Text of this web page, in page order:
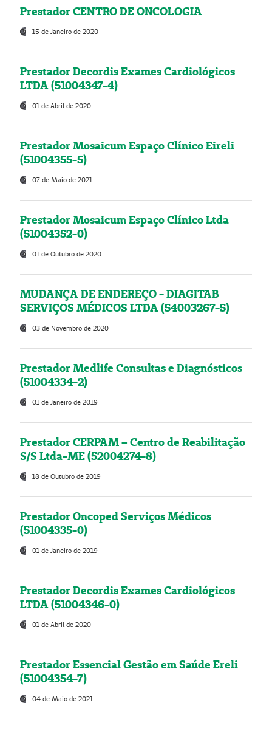
Prestador CENTRO DE ONCOLOGIA
15 de Janeiro de 2020
Prestador Decordis Exames Cardiológicos
LTDA (51004347-4)
01 de Abril de 2020
Prestador Mosaicum Espaço Clínico Eireli
(51004355-5)
07 de Maio de 2021
Prestador Mosaicum Espaço Clínico Ltda
(51004352-0)
01 de Outubro de 2020
MUDANÇA DE ENDEREÇO - DIAGITAB
SERVIÇOS MÉDICOS LTDA (54003267-5)
03 de Novembro de 2020
Prestador Medlife Consultas e Diagnósticos
(51004334-2)
01 de Janeiro de 2019
Prestador CERPAM – Centro de Reabilitação
S/S Ltda-ME (52004274-8)
18 de Outubro de 2019
Prestador Oncoped Serviços Médicos
(51004335-0)
01 de Janeiro de 2019
Prestador Decordis Exames Cardiológicos
LTDA (51004346-0)
01 de Abril de 2020
Prestador Essencial Gestão em Saúde Ereli
(51004354-7)
04 de Maio de 2021